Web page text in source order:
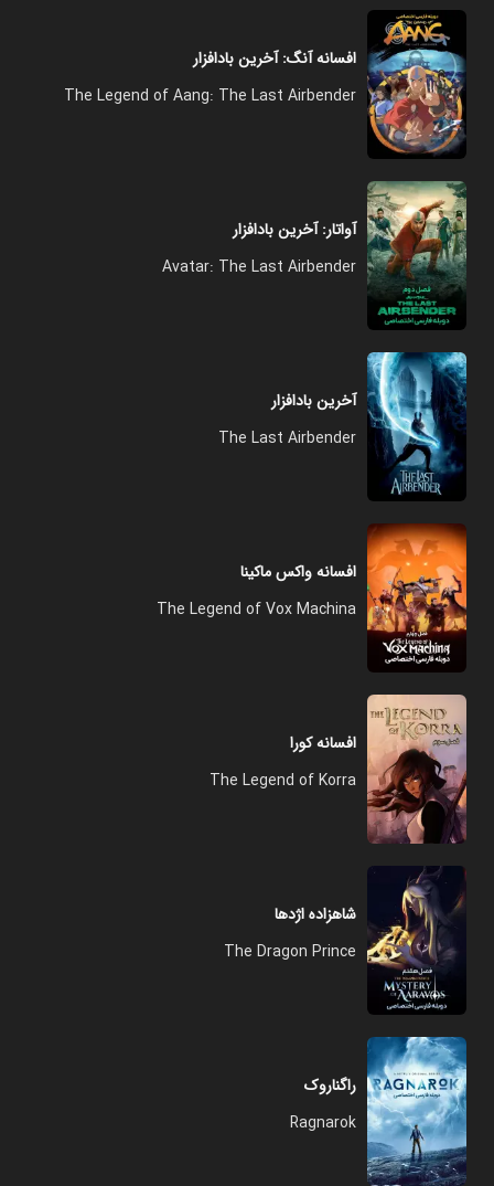
افسانه آنگ: آخرین بادافزار
The Legend of Aang: The Last Airbender
آواتار: آخرین بادافزار
Avatar: The Last Airbender
آخرین بادافزار
The Last Airbender
افسانه واکس ماکینا
The Legend of Vox Machina
افسانه کورا
The Legend of Korra
شاهزاده اژدها
The Dragon Prince
راگناروک
Ragnarok